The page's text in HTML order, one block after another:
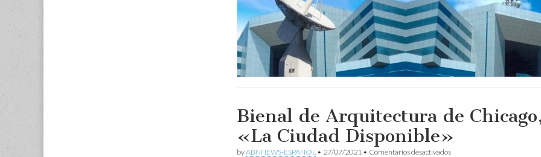
Bienal de Arquitectura de
«La Ciudad Disponible»
byABNNEWS-ESPANOL • 27/07/2021 • Comentarios desactivadosen